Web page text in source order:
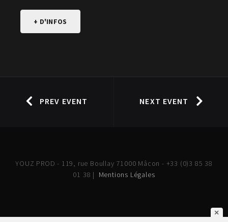
+ D'INFOS
PREV EVENT NEXT EVENT
YOUZ PROD - 119, rue Boullay 71000 Mâcon - +33 (0)3 85 38
01 38 | Mentions Légales